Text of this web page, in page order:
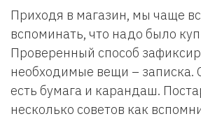
Приходя в магазин, мы чаще
вспоминать, что надо было
Проверенный способ
необходимые вещи – записка.
есть бумага и карандаш.
несколько советов как